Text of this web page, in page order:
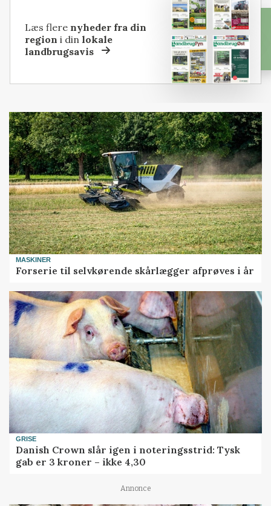
Læs flere nyheder fra din
region i dinlokale
landbrugsavis
MASKINER
Forserie til selvkørende skårlægger afprøves i år
GRISE
Danish Crown slår igen i noteringsstrid: Tysk
gab er 3 kroner – ikke 4,30
Annonce